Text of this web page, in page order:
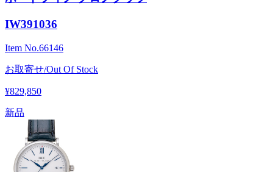
IW391036
Item No.66146
お取寄せ/Out Of Stock
¥829,850
新品